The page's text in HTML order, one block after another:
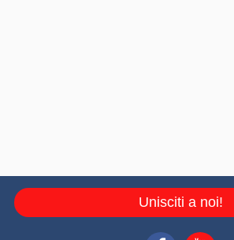
Unisciti a noi!